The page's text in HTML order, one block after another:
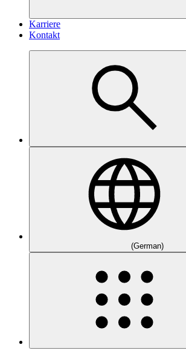
Karriere
Kontakt
(German)